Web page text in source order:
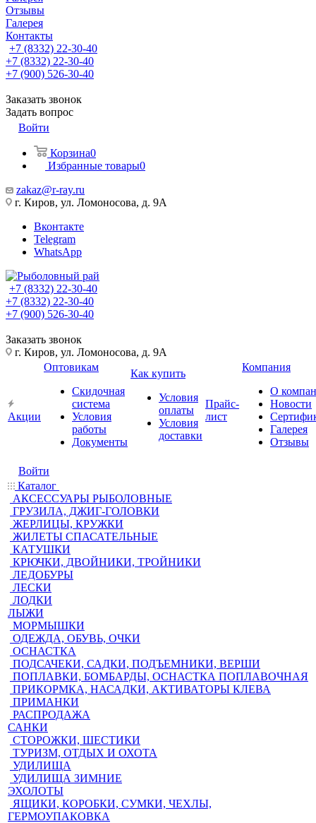
Отзывы
Галерея
Контакты
+7 (8332) 22-30-40
+7 (8332) 22-30-40
+7 (900) 526-30-40
Заказать звонок
Задать вопрос
Войти
Корзина0
Избранные товары0
zakaz@r-ray.ru
г. Киров, ул. Ломоносова, д. 9А
Вконтакте
Telegram
WhatsApp
+7 (8332) 22-30-40
+7 (8332) 22-30-40
+7 (900) 526-30-40
Заказать звонок
г. Киров, ул. Ломоносова, д. 9А
Акции
Оптовикам
Скидочная
система
Условия
работы
Документы
Как купить
Условия
оплаты
Условия
доставки
Прайс-
лист
Компания
О
Новости
Галерея
Отзывы
Войти
Каталог
АКСЕССУАРЫ РЫБОЛОВНЫЕ
ГРУЗИЛА, ДЖИГ-ГОЛОВКИ
ЖЕРЛИЦЫ, КРУЖКИ
ЖИЛЕТЫ СПАСАТЕЛЬНЫЕ
КАТУШКИ
КРЮЧКИ, ДВОЙНИКИ, ТРОЙНИКИ
ЛЕДОБУРЫ
ЛЕСКИ
ЛОДКИ
ЛЫЖИ
МОРМЫШКИ
ОДЕЖДА, ОБУВЬ, ОЧКИ
ОСНАСТКА
ПОДСАЧЕКИ, САДКИ, ПОДЪЕМНИКИ, ВЕРШИ
ПОПЛАВКИ, БОМБАРДЫ, ОСНАСТКА ПОПЛАВОЧНАЯ
ПРИКОРМКА, НАСАДКИ, АКТИВАТОРЫ КЛЕВА
ПРИМАНКИ
РАСПРОДАЖА
САНКИ
СТОРОЖКИ, ШЕСТИКИ
ТУРИЗМ, ОТДЫХ И ОХОТА
УДИЛИЩА
УДИЛИЩА ЗИМНИЕ
ЭХОЛОТЫ
ЯЩИКИ, КОРОБКИ, СУМКИ, ЧЕХЛЫ,
ГЕРМОУПАКОВКА